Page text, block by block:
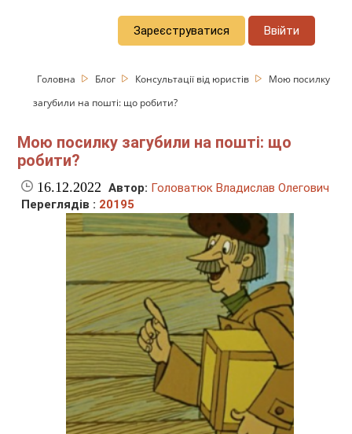
Зареєструватися Ввійти
Головна Блог Консультації від юристів
Мою посилку
загубили на пошті: що робити?
Мою посилку загубили на пошті: що
робити?
16.12.2022 Автор: Головатюк Владислав Олегович
Переглядів : 20195